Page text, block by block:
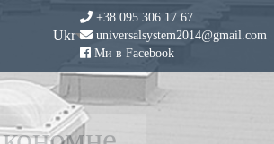
Ukr
+38 095 306 17 67
universalsystem2014@gmail.com
Ми в Facebook